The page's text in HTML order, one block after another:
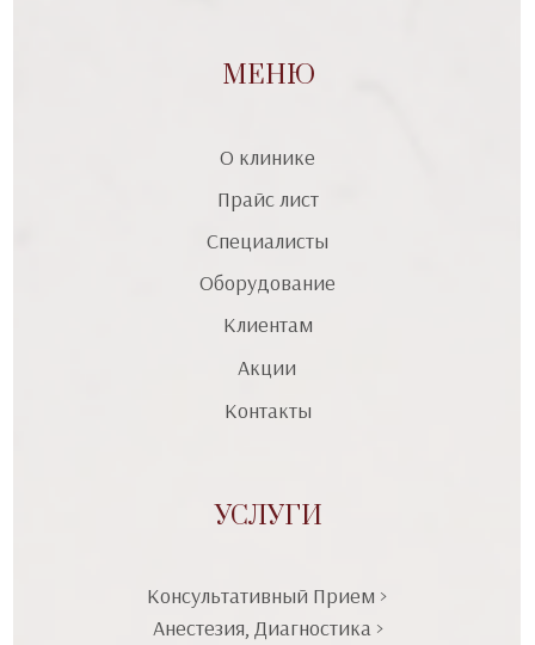
УСЛУГИ
Прайс лист
Оборудование
Акции
Контакты
Клиентам
Специалисты
МЕНЮ
О клинике
Анестезия, Диагностика >
Консультативный Прием >